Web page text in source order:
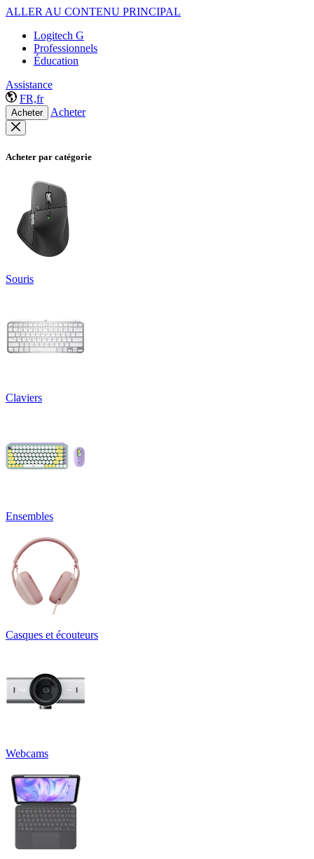
ALLER AU CONTENU PRINCIPAL
Logitech G
Professionnels
Éducation
Assistance
FR,fr
Acheter Acheter
Acheter par catégorie
Souris
Claviers
Ensembles
Casques et écouteurs
Webcams